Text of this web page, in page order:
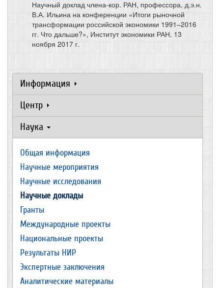
Научный доклад члена-кор. РАН, профессора, д.э.н.
В.А. Ильина на конференции «Итоги рыночной
трансформации российской экономики 1991–2016
гг. Что дальше?», Институт экономики РАН, 13
ноября 2017 г.
Информация
Центр
Наука
Общая информация
Научные мероприятия
Научные исследования
Научные доклады
Гранты
Международные проекты
Национальные проекты
Результаты НИР
Экспертные заключения
Аналитические материалы